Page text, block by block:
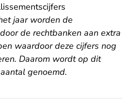
jaar worden de
de rechtbanken aan extra
waardoor deze cijfers nog
Daarom wordt op dit
genoemd.